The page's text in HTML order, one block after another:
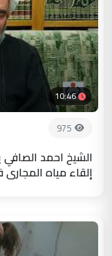
10:46
975
الشيخ احمد
إلقاء مياه المجاري